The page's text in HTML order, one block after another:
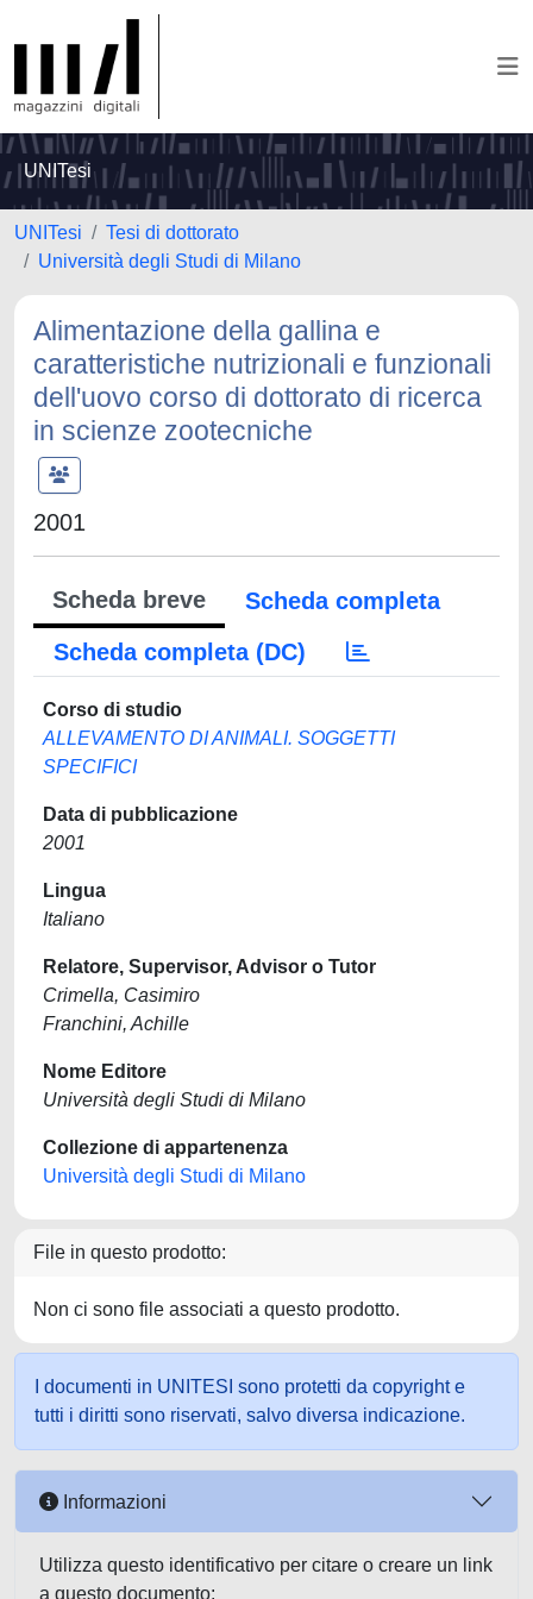
UNITesi
UNITesi
Tesi di dottorato
Università degli Studi di Milano
Alimentazione della gallina e
caratteristiche nutrizionali e funzionali
dell'uovo corso di dottorato di ricerca
in scienze zootecniche
2001
Scheda breve
Scheda completa
Scheda completa (DC)
Corso di studio
ALLEVAMENTO DI ANIMALI. SOGGETTI
SPECIFICI
Data di pubblicazione
2001
Lingua
Italiano
Relatore, Supervisor, Advisor o Tutor
Crimella, Casimiro
Franchini, Achille
Nome Editore
Università degli Studi di Milano
Collezione di appartenenza
Università degli Studi di Milano
File in questo prodotto:
Non ci sono file associati a questo prodotto.
I documenti in UNITESI sono protetti da copyright e
tutti i diritti sono riservati, salvo diversa indicazione.
Informazioni
Utilizza questo identificativo per citare o creare un link
a questo documento: